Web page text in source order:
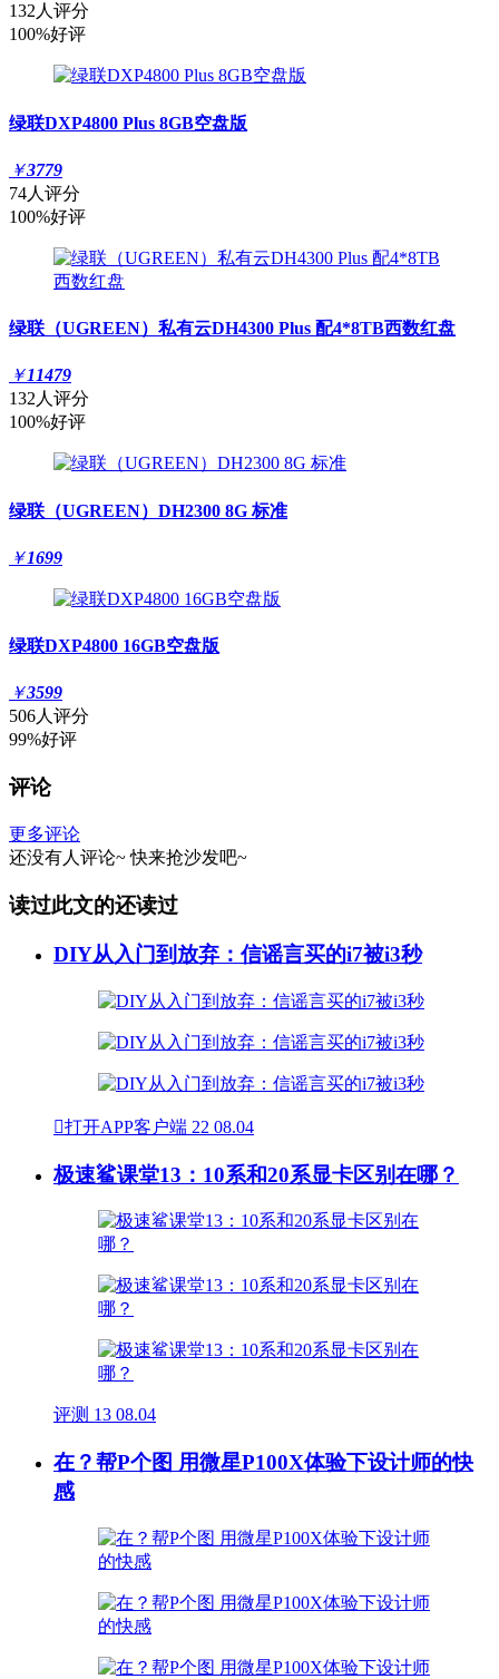
132人评分
100%好评
绿联DXP4800 Plus 8GB空盘版
￥3779
74人评分
100%好评
绿联（UGREEN）私有云DH4300 Plus 配4*8TB西数红盘
￥11479
132人评分
100%好评
绿联（UGREEN）DH2300 8G 标准
￥1699
绿联DXP4800 16GB空盘版
￥3599
506人评分
99%好评
评论
更多评论
还没有人评论~ 快来抢沙发吧~
读过此文的还读过
DIY从入门到放弃：信谣言买的i7被i3秒
打开APP客户端 22 08.04
极速鲨课堂13：10系和20系显卡区别在哪？
评测 13 08.04
在？帮P个图 用微星P100X体验下设计师的快
感